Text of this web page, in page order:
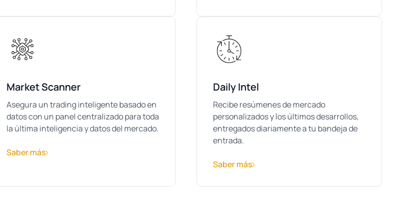
Market Scanner
Asegura un trading inteligente basado en
datos con un panel centralizado para toda
la última inteligencia y datos del mercado.
Saber más
Daily Intel
Recibe resúmenes de mercado
personalizados y los últimos desarrollos,
entregados diariamente a tu bandeja de
entrada.
Saber más